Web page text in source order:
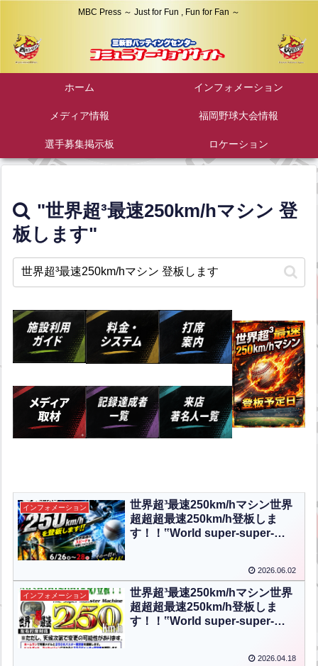
MBC Press ～ Just for Fun , Fun for Fan ～
ホーム インフォメーション
メディア情報 福岡野球大会情報
選手募集掲示板 ロケーション
"世界超³最速250km/hマシン 登
板します"
インフォメーション
世界超³最速250km/hマシン世界
超超超最速250km/h登板しま
す！！‟World super-super-
2026.06.02
インフォメーション
世界超³最速250km/hマシン世界
超超超最速250km/h登板しま
す！！‟World super-super-
2026.04.18